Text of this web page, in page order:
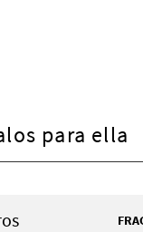
para ella